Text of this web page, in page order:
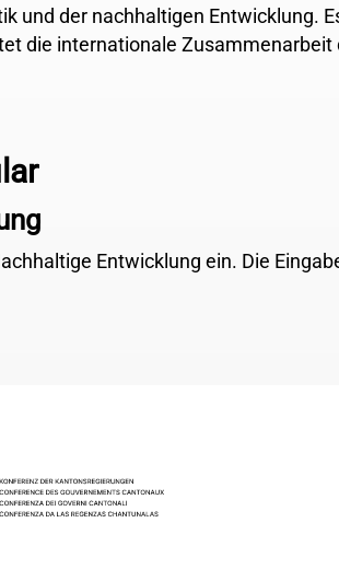
und der nachhaltigen Entwicklung.
die internationale
Entwicklung ein. Die